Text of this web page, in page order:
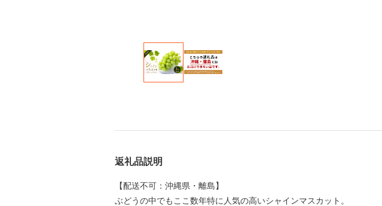
返礼品説明
【配送不可：沖縄県・離島】
ぶどうの中でもここ数年特に人気の高いシャインマスカット。